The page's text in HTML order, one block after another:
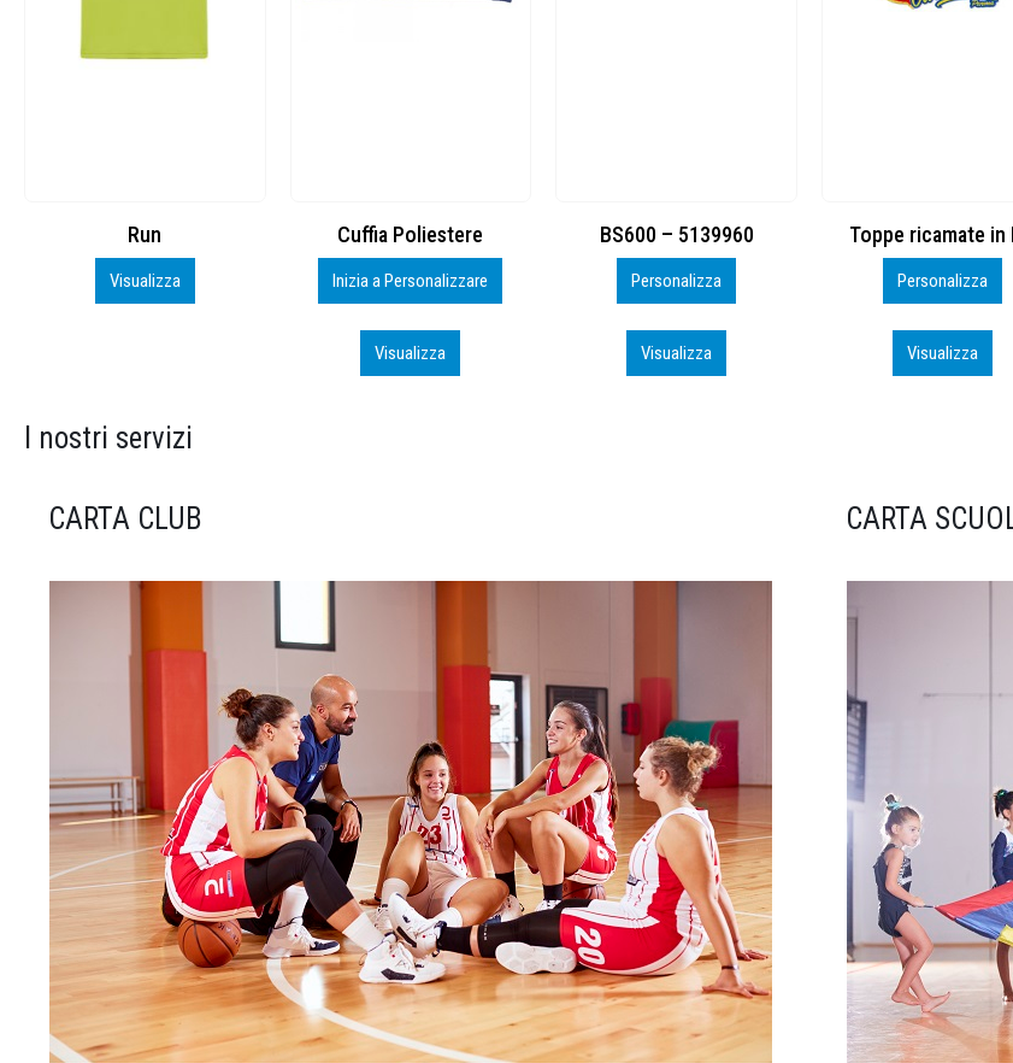
Cuffia Poliestere
Inizia a Personalizzare
BS600 – 5139960
Personalizza
Visualizza
Toppe ricamate in HD
Personalizza
Visualizza
KIT CAMP 100
Personalizza
Visualizza
I nostri servizi
CARTA CLUB CARTA